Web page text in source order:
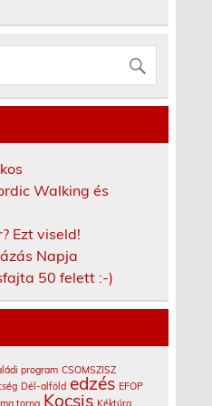
Walking és
Ezt viseld!
Napja
50 felett :-)
program CSOMSZISZ
Dél-alföld edzés EFOP
Kocsis